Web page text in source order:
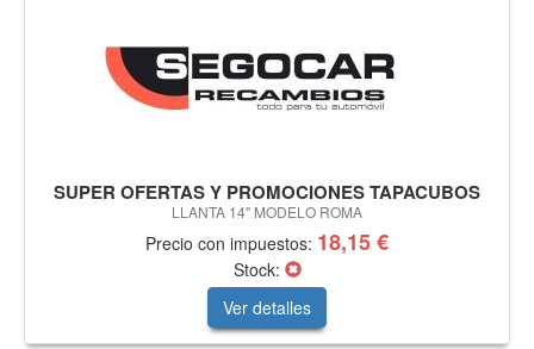
SUPER OFERTAS Y PROMOCIONES TAPACUBOS
LLANTA 14" MODELO ROMA
Precio con impuestos: 18,15 €
Stock:
Ver detalles